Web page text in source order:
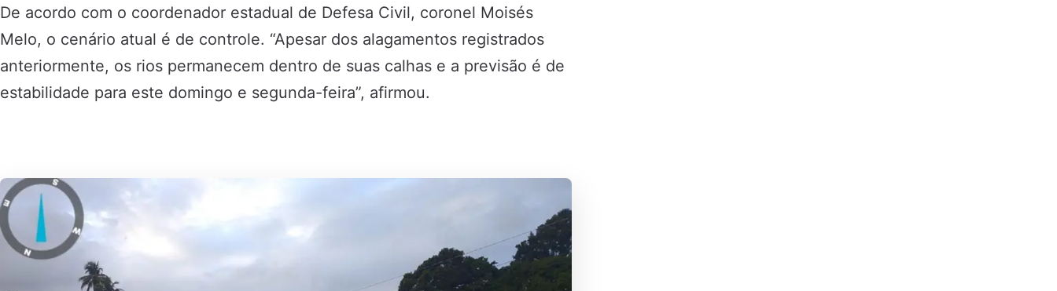
De acordo com o coordenador estadual de Defesa Civil, coronel Moisés
Melo, o cenário atual é de controle. “Apesar dos alagamentos registrados
anteriormente, os rios permanecem dentro de suas calhas e a previsão é de
estabilidade para este domingo e segunda-feira”, afirmou.